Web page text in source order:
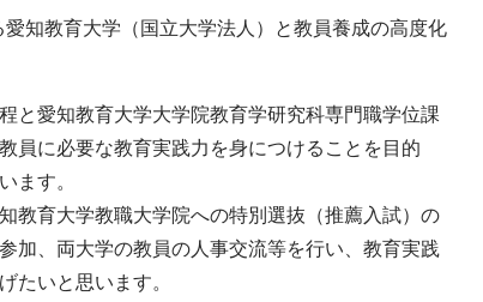
知教育大学（国立大学法人）と教員養成の高度化
愛知教育大学大学院教育学研究科専門職学位課
員に必要な教育実践力を身につけることを目的
ます。
教育大学教職大学院への特別選抜（推薦入試）の
加、両大学の教員の人事交流等を行い、教育実践
たいと思います。